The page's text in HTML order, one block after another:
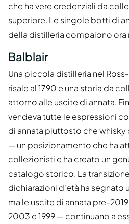
che ha vere credenziali da
superiore. Le singole botti di
della distilleria compaiono ora
Balblair
Una piccola distilleria nel
risale al 1790 e una storia da
attorno alle uscite di annata.
vendeva tutte le espressioni
di annata piuttosto che
— un posizionamento che ha
collezionisti e ha creato un
catalogo storico. La
dichiarazioni d'età ha segnato
ma le uscite di annata pre-
2003 e 1999 — continuano a